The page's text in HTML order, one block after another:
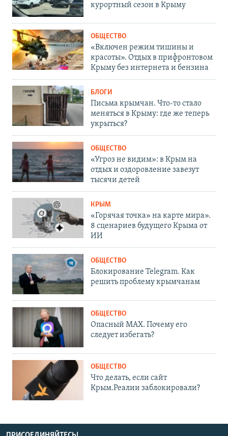
курортный сезон в Крыму
ОБЩЕСТВО
«Включен режим тишины и
красоты». Отдых в прифронтовом
Крыму без интернета и бензина
БЛОГИ
Письма крымчан. Что-то стало
меняться в Крыму: где же теперь
укрыться?
ОБЩЕСТВО
«Угроз не видим»: в Крым на
отдых и оздоровление завезут
тысячи детей
КРЫМ
«Горячая точка» на карте мира».
8 сценариев будущего Крыма от
ИИ
ОБЩЕСТВО
Блокирование Telegram. Как
решить проблему крымчанам
ОБЩЕСТВО
Опасный MAX. Почему его
следует избегать?
ОБЩЕСТВО
Что делать, если сайт
Крым.Реалии заблокировали?